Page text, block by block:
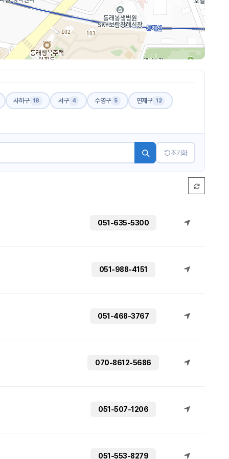
사하구 18 서구 4 수영구 5 연제구 12
초기화
051-635-5300
051-988-4151
051-468-3767
070-8612-5686
051-507-1206
051-553-8279